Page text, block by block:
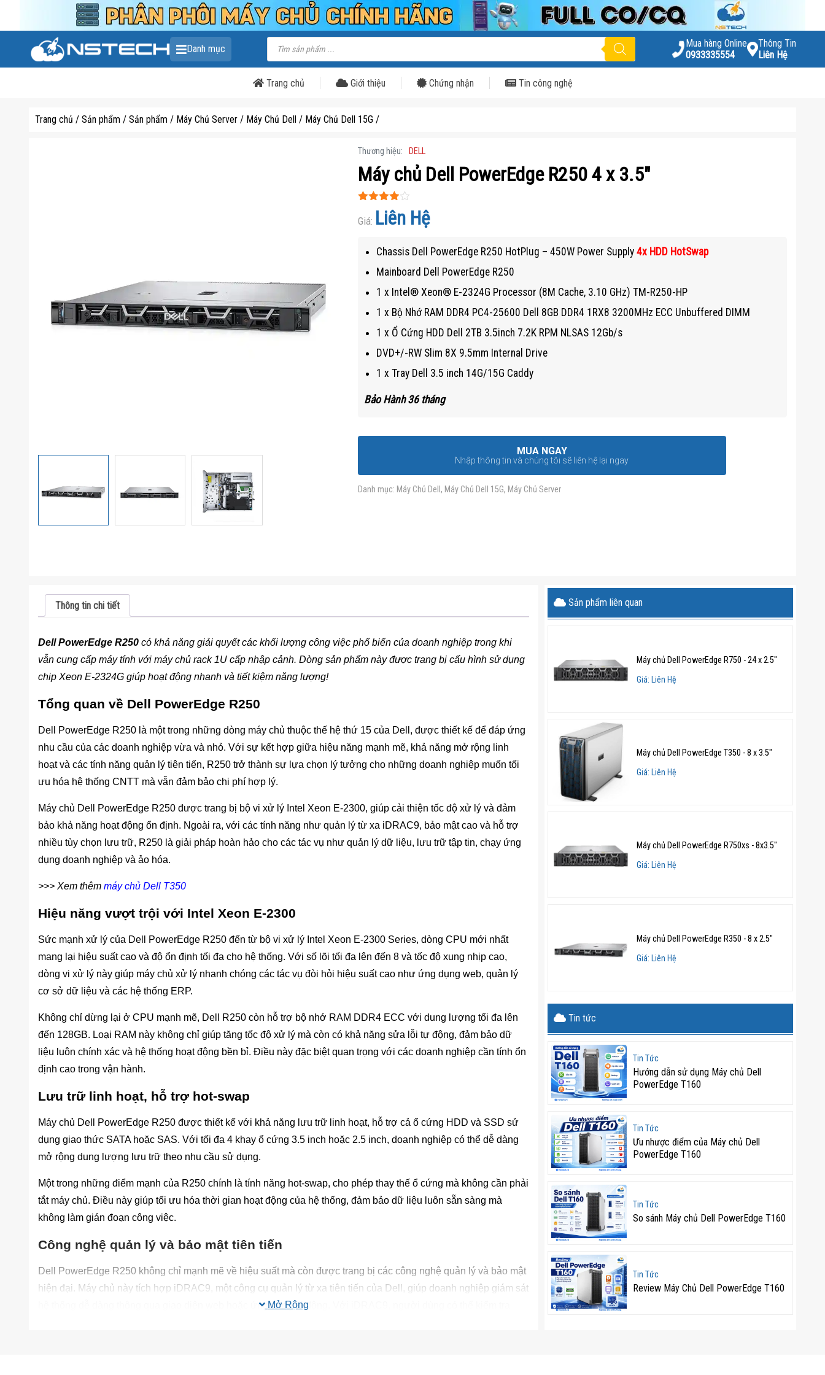
Danh mục
Tìm
kiếm
sản
phẩm
Mua hàng Online
0933335554
Thông Tin
Liên Hệ
Trang chủ Giới thiệu Chứng nhận Tin công nghệ
Trang chủ / Sản phẩm / Sản phẩm / Máy Chủ Server / Máy Chủ Dell / Máy Chủ Dell 15G /
Thương hiệu: DELL
Máy chủ Dell PowerEdge R250 4 x 3.5″
Được xếp
hạng3.9
Giá: Liên Hệ
Chassis Dell PowerEdge R250 HotPlug – 450W Power Supply 4x HDD HotSwap
Mainboard Dell PowerEdge R250
1 x Intel® Xeon® E-2324G Processor (8M Cache, 3.10 GHz) TM-R250-HP
1 x Bộ Nhớ RAM DDR4 PC4-25600 Dell 8GB DDR4 1RX8 3200MHz ECC Unbuffered DIMM
1 x Ổ Cứng HDD Dell 2TB 3.5inch 7.2K RPM NLSAS 12Gb/s
DVD+/-RW Slim 8X 9.5mm Internal Drive
1 x Tray Dell 3.5 inch 14G/15G Caddy
Bảo Hành 36 tháng
MUA NGAY
Nhập thông tin và chúng tôi sẽ liên hệ lại ngay
Danh mục: Máy Chủ Dell, Máy Chủ Dell 15G, Máy Chủ Server
Thông tin chi tiết
Dell PowerEdge R250 có khả năng giải quyết các khối lượng công việc phổ biến của doanh nghiệp trong khi
vẫn cung cấp máy tính với máy chủ rack 1U cấp nhập cảnh. Dòng sản phẩm này được trang bị cấu hình sử dụng
chip Xeon E-2324G giúp hoạt động nhanh và tiết kiệm năng lượng!
Tổng quan về Dell PowerEdge R250
Dell PowerEdge R250 là một trong những dòng máy chủ thuộc thế hệ thứ 15 của Dell, được thiết kế để đáp ứng
nhu cầu của các doanh nghiệp vừa và nhỏ. Với sự kết hợp giữa hiệu năng mạnh mẽ, khả năng mở rộng linh
hoạt và các tính năng quản lý tiên tiến, R250 trở thành sự lựa chọn lý tưởng cho những doanh nghiệp muốn tối
ưu hóa hệ thống CNTT mà vẫn đảm bảo chi phí hợp lý.
Máy chủ Dell PowerEdge R250 được trang bị bộ vi xử lý Intel Xeon E-2300, giúp cải thiện tốc độ xử lý và đảm
bảo khả năng hoạt động ổn định. Ngoài ra, với các tính năng như quản lý từ xa iDRAC9, bảo mật cao và hỗ trợ
nhiều tùy chọn lưu trữ, R250 là giải pháp hoàn hảo cho các tác vụ như quản lý dữ liệu, lưu trữ tập tin, chạy ứng
dụng doanh nghiệp và ảo hóa.
>>> Xem thêm máy chủ Dell T350
Hiệu năng vượt trội với Intel Xeon E-2300
Sức mạnh xử lý của Dell PowerEdge R250 đến từ bộ vi xử lý Intel Xeon E-2300 Series, dòng CPU mới nhất
mang lại hiệu suất cao và độ ổn định tối đa cho hệ thống. Với số lõi tối đa lên đến 8 và tốc độ xung nhịp cao,
dòng vi xử lý này giúp máy chủ xử lý nhanh chóng các tác vụ đòi hỏi hiệu suất cao như ứng dụng web, quản lý
cơ sở dữ liệu và các hệ thống ERP.
Không chỉ dừng lại ở CPU mạnh mẽ, Dell R250 còn hỗ trợ bộ nhớ RAM DDR4 ECC với dung lượng tối đa lên
đến 128GB. Loại RAM này không chỉ giúp tăng tốc độ xử lý mà còn có khả năng sửa lỗi tự động, đảm bảo dữ
liệu luôn chính xác và hệ thống hoạt động bền bỉ. Điều này đặc biệt quan trọng với các doanh nghiệp cần tính ổn
định cao trong vận hành.
Lưu trữ linh hoạt, hỗ trợ hot-swap
Máy chủ Dell PowerEdge R250 được thiết kế với khả năng lưu trữ linh hoạt, hỗ trợ cả ổ cứng HDD và SSD sử
dụng giao thức SATA hoặc SAS. Với tối đa 4 khay ổ cứng 3.5 inch hoặc 2.5 inch, doanh nghiệp có thể dễ dàng
mở rộng dung lượng lưu trữ theo nhu cầu sử dụng.
Một trong những điểm mạnh của R250 chính là tính năng hot-swap, cho phép thay thế ổ cứng mà không cần phải
tắt máy chủ. Điều này giúp tối ưu hóa thời gian hoạt động của hệ thống, đảm bảo dữ liệu luôn sẵn sàng mà
không làm gián đoạn công việc.
Công nghệ quản lý và bảo mật tiên tiến
Dell PowerEdge R250 không chỉ mạnh mẽ về hiệu suất mà còn được trang bị các công nghệ quản lý và bảo mật
hiện đại. Máy chủ này tích hợp iDRAC9, một công cụ quản lý từ xa tiên tiến của Dell, giúp doanh nghiệp giám sát
hệ thống dễ dàng thông qua giao diện web hoặc ứng dụng di động. Với iDRAC9, người dùng có thể kiểm tra
Mở Rộng
Sản phẩm liên quan
Máy chủ Dell PowerEdge R750 - 24 x 2.5"
Giá: Liên Hệ
Máy chủ Dell PowerEdge T350 - 8 x 3.5"
Giá: Liên Hệ
Máy chủ Dell PowerEdge R750xs - 8x3.5"
Giá: Liên Hệ
Máy chủ Dell PowerEdge R350 - 8 x 2.5"
Giá: Liên Hệ
Tin tức
Tin Tức
Hướng dẫn sử dụng Máy chủ Dell
PowerEdge T160
Tin Tức
Ưu nhược điểm của Máy chủ Dell
PowerEdge T160
Tin Tức
So sánh Máy chủ Dell PowerEdge T160
Tin Tức
Review Máy Chủ Dell PowerEdge T160